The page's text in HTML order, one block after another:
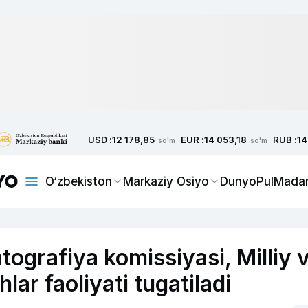
USD :12 178,85 so'm EUR :14 053,18 so'm RUB :
O‘zbekiston Markaziy Osiyo DunyoPul
komissiyasi, Milliy
faoliyati tugatiladi